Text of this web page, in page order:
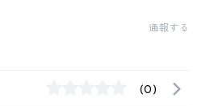
通報する
(0)